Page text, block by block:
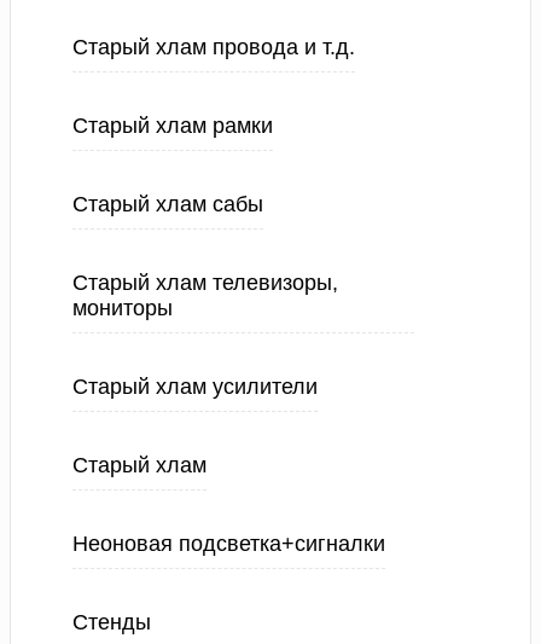
Старый хлам провода и т.д.
Старый хлам рамки
Старый хлам сабы
Старый хлам телевизоры,
мониторы
Старый хлам усилители
Старый хлам
Неоновая подсветка+сигналки
Стенды